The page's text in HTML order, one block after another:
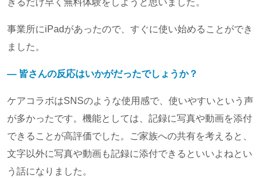
事業所にiPadがあったので、すぐに使い始めることができ
ました。
― 皆さんの反応はいかがだったでしょうか？
ケアコラボはSNSのような使用感で、使いやすいという声
が多かったです。機能としては、記録に写真や動画を添付
できることが高評価でした。ご家族への共有を考えると、
文字以外に写真や動画も記録に添付できるといいよねとい
う話になりました。